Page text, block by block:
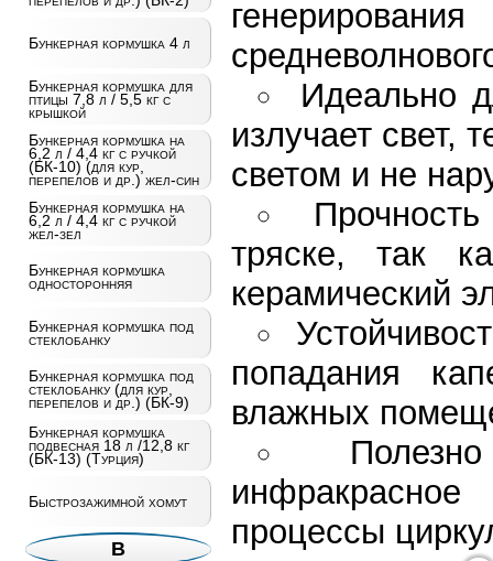
Бункерная кормушка 4 л
Бункерная кормушка для
птицы 7,8 л / 5,5 кг с
крышкой
Бункерная кормушка на
6,2 л / 4,4 кг с ручкой
(БК-10) (для кур,
перепелов и др.) жел-син
Бункерная кормушка на
6,2 л / 4,4 кг с ручкой
жел-зел
Бункерная кормушка
односторонняя
Бункерная кормушка под
стеклобанку
Бункерная кормушка под
стеклобанку (для кур,
перепелов и др.) (БК-9)
Бункерная кормушка
подвесная 18 л /12,8 кг
(БК-13) (Турция)
Быстрозажимной хомут
В
Идеально
излучает свет,
светом и не
тряске, так
керамический
попадания
влажных
инфракрасное
процессы